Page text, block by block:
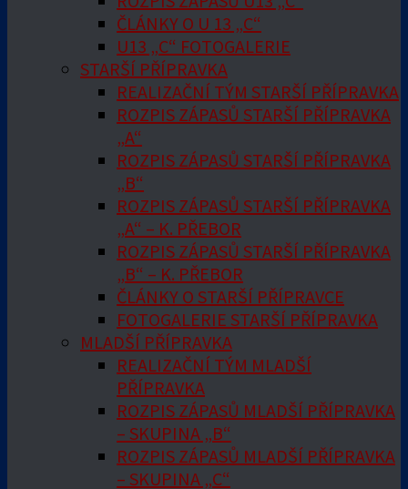
ČLÁNKY O U 13 „C“
U13 „C“ FOTOGALERIE
STARŠÍ PŘÍPRAVKA
REALIZAČNÍ TÝM STARŠÍ PŘÍPRAVKA
ROZPIS ZÁPASŮ STARŠÍ PŘÍPRAVKA
„A“
ROZPIS ZÁPASŮ STARŠÍ PŘÍPRAVKA
„B“
ROZPIS ZÁPASŮ STARŠÍ PŘÍPRAVKA
„A“ – K. PŘEBOR
ROZPIS ZÁPASŮ STARŠÍ PŘÍPRAVKA
„B“ – K. PŘEBOR
ČLÁNKY O STARŠÍ PŘÍPRAVCE
FOTOGALERIE STARŠÍ PŘÍPRAVKA
MLADŠÍ PŘÍPRAVKA
REALIZAČNÍ TÝM MLADŠÍ
PŘÍPRAVKA
ROZPIS ZÁPASŮ MLADŠÍ PŘÍPRAVKA
– SKUPINA „B“
ROZPIS ZÁPASŮ MLADŠÍ PŘÍPRAVKA
– SKUPINA „C“